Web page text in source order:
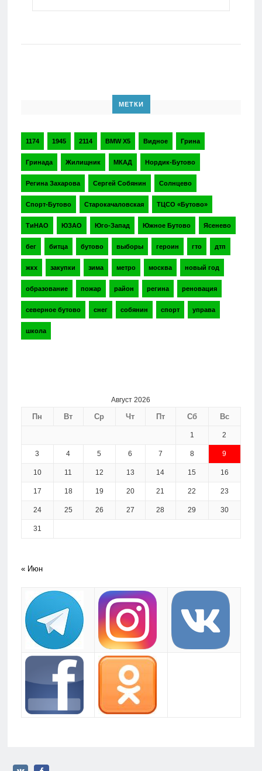
МЕТКИ
1174 1945 2114 BMW X5 Видное Грина
Гринада Жилищник МКАД Нордик-Бутово
Регина Захарова Сергей Собянин Солнцево
Спорт-Бутово Старокачаловская ТЦСО «Бутово»
ТиНАО ЮЗАО Юго-Запад Южное Бутово Ясенево
бег битца бутово выборы героин гто дтп
жкх закупки зима метро москва новый год
образование пожар район регина реновация
северное бутово снег собянин спорт управа
школа
Август 2026
Пн Вт Ср Чт Пт Сб Вс
1 2
3 4 5 6 7 8 9
10 11 12 13 14 15 16
17 18 19 20 21 22 23
24 25 26 27 28 29 30
31
« Июн